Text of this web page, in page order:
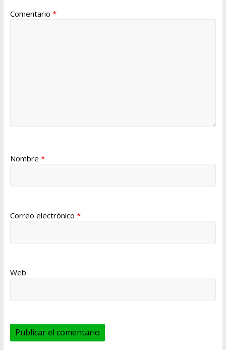
Comentario *
Nombre *
Correo electrónico *
Web